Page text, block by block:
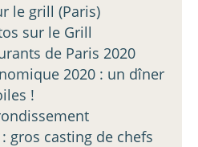
le grill (Paris)
sur le Grill
de Paris 2020
2020 : un dîner
!
gros casting de chefs